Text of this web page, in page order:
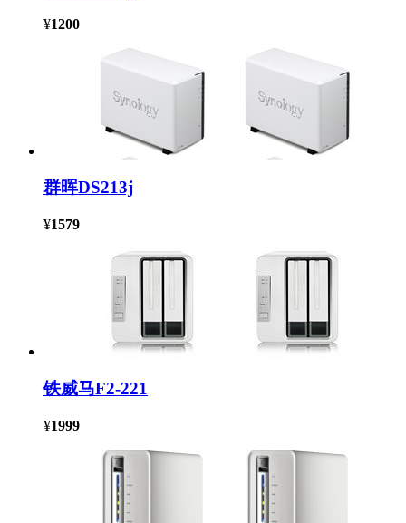
¥1200
群晖DS213j
¥1579
铁威马F2-221
¥1999